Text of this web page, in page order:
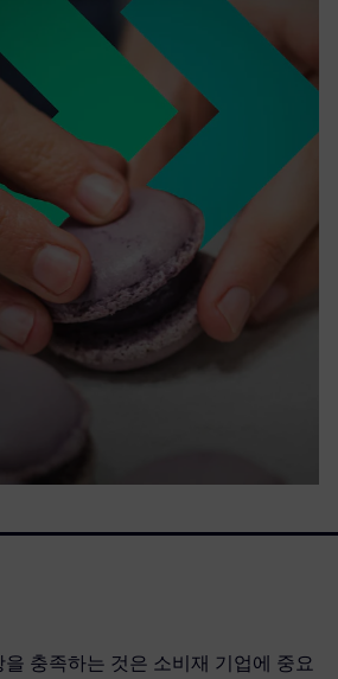
충족하는 것은 소비재 기업에 중요